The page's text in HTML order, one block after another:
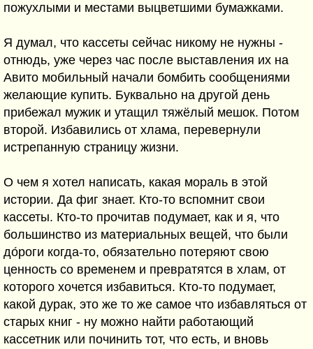
пожухлыми и местами выцветшими бумажками.
Я думал, что кассеты сейчас никому не нужны -
отнюдь, уже через час после выставления их на
Авито мобильный начали бомбить сообщениями
желающие купить. Буквально на другой день
прибежал мужик и утащил тяжёлый мешок. Потом
второй. Избавились от хлама, перевернули
истрепанную страницу жизни.
О чем я хотел написать, какая мораль в этой
истории. Да фиг знает. Кто-то вспомнит свои
кассеты. Кто-то прочитав подумает, как и я, что
большинство из материальных вещей, что были
до́роги когда-то, обязательно потеряют свою
ценность со временем и превратятся в хлам, от
которого хочется избавиться. Кто-то подумает,
какой дурак, это же то же самое что избавляться от
старых книг - ну можно найти работающий
кассетник или починить тот, что есть, и вновь